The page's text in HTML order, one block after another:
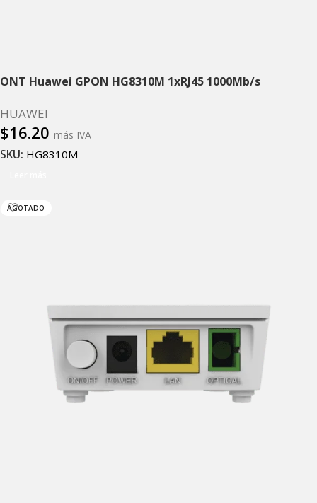
ONT Huawei GPON HG8310M 1xRJ45 1000Mb/s
HUAWEI
$16.20 más IVA
SKU: HG8310M
AGOTADO